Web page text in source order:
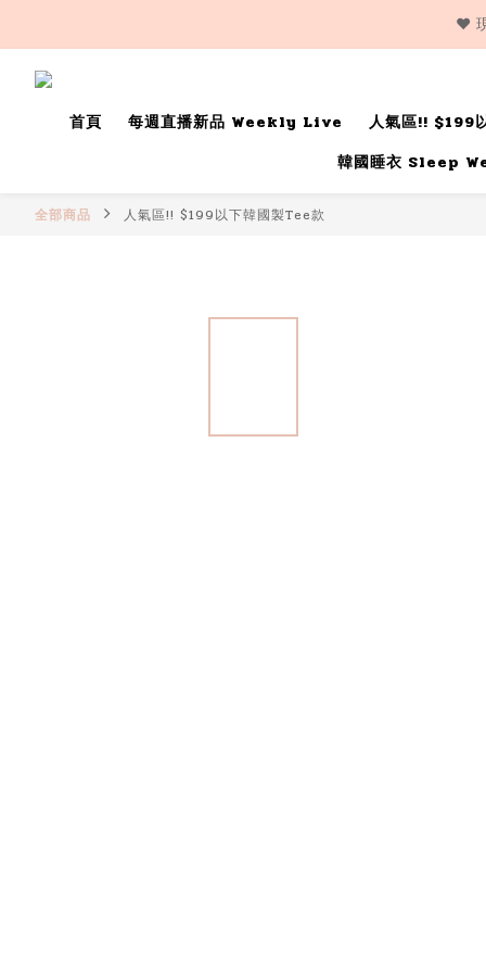
❤️
首頁 每週直播新品 Weekly Live
人氣區!! $199
韓國睡衣 Sleep
全部商品 人氣區!! $199以下韓國製Tee款